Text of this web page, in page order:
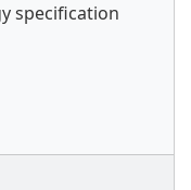
specification